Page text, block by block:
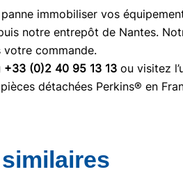
immobiliser vos
notre entrepôt de Nantes.
votre commande.
+33 (0)2 40 95 13 13 ou visitez
détachées Perkins® en